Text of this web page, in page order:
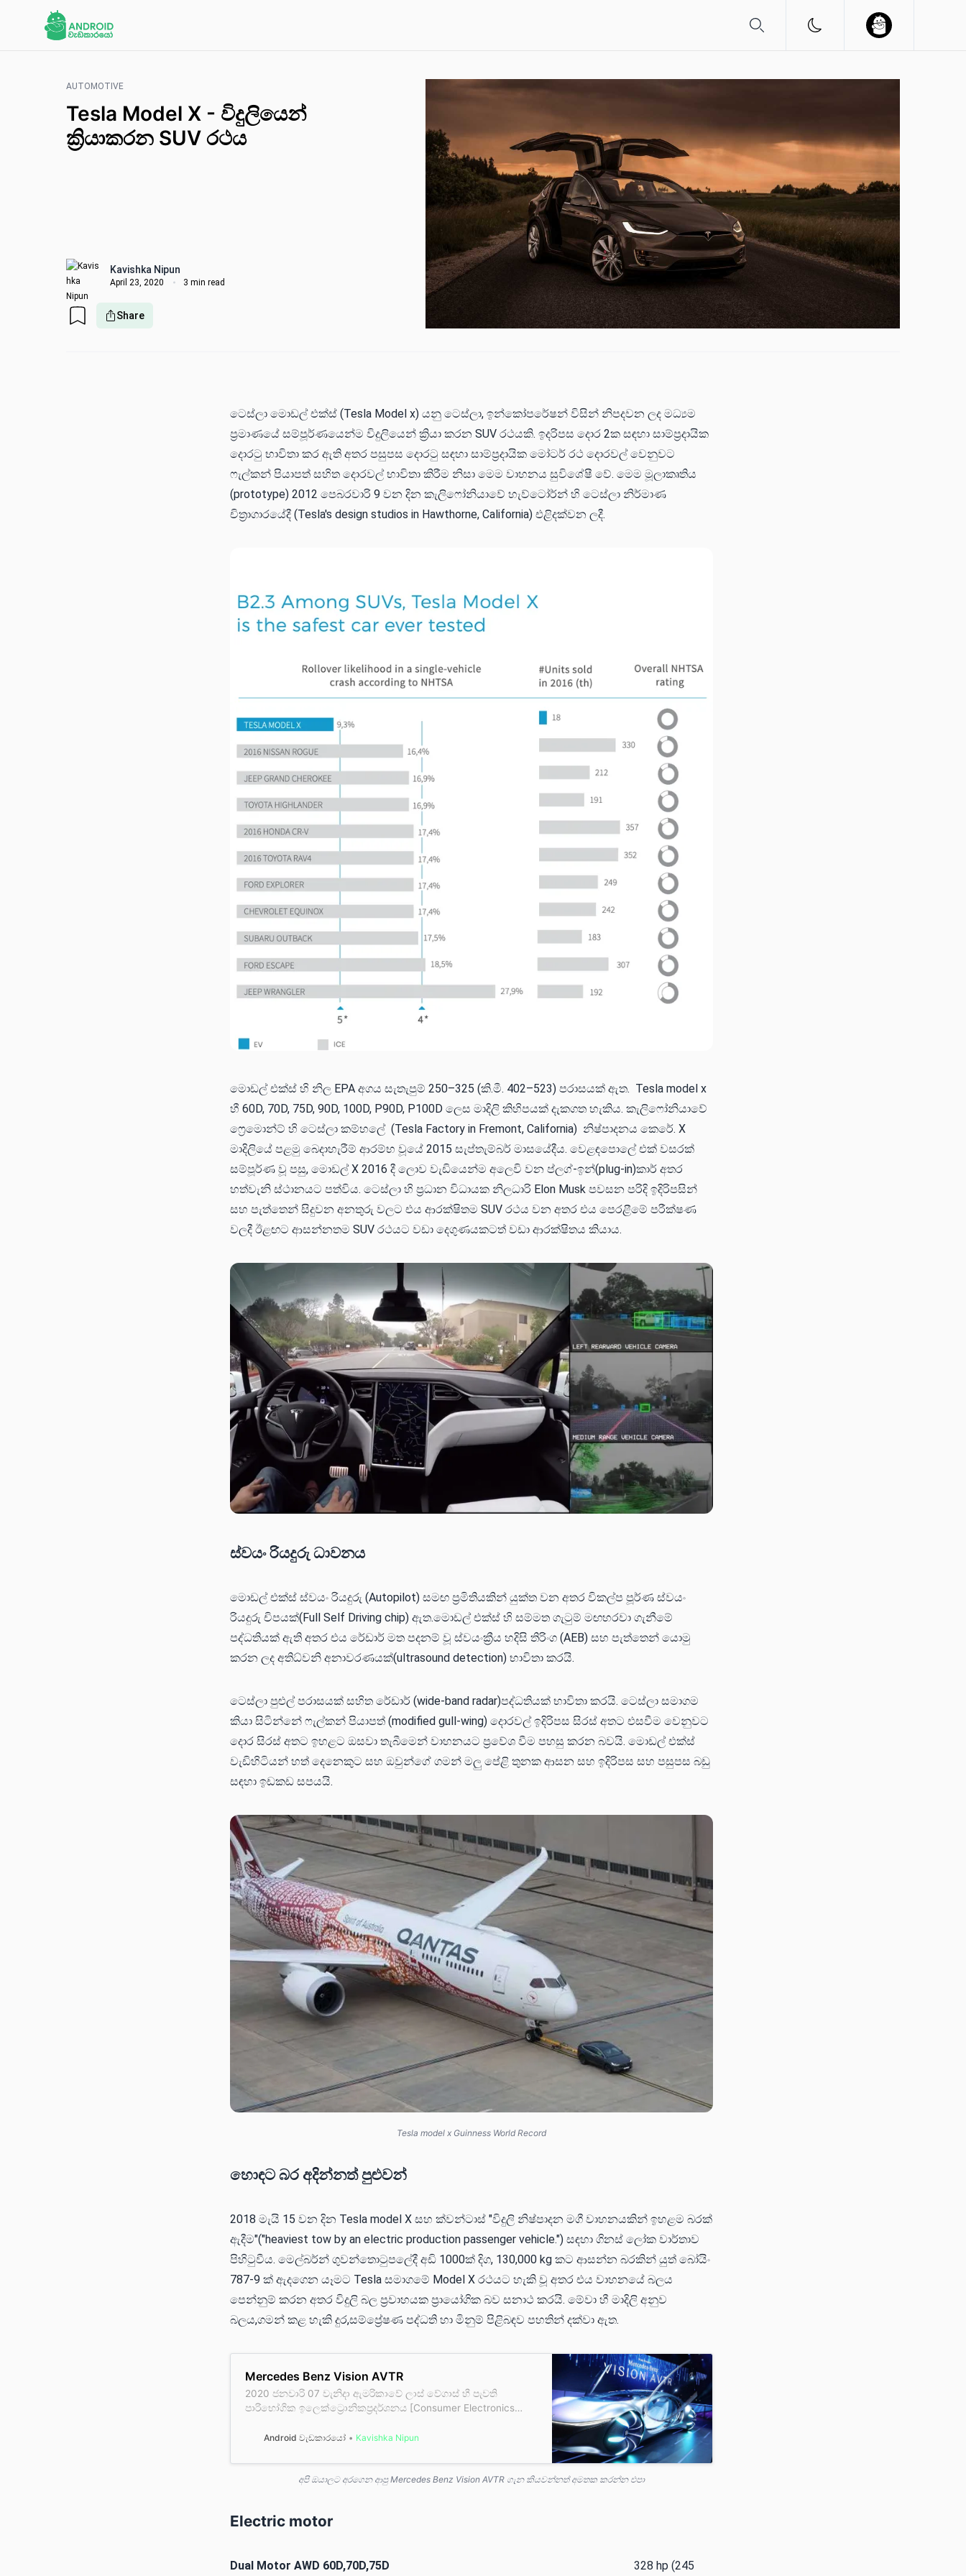
AUTOMOTIVE
Tesla Model X - විදුලියෙන්
ක්‍රියාකරන SUV රථය
Kavishka Nipun
April 23, 2020 3 min read
Share
ටෙස්ලා මොඩල් එක්ස් (Tesla Model x) යනු ටෙස්ලා, ඉන්කෝපරේෂන් විසින් නිපදවන ලද මධ්‍යම
ප්‍රමාණයේ සම්පූර්ණයෙන්ම විදුලියෙන් ක්‍රියා කරන SUV රථයකි. ඉදරිපස දොර 2ක සඳහා සාම්ප්‍රදායික
දොරටු භාවිතා කර ඇති අතර පසුපස දොරටු සඳහා සාම්ප්‍රදායික මෝටර් රථ දොරවල් වෙනුවට
ෆැල්කන් පියාපත් සහිත දොරවල් භාවිතා කිරීම නිසා මෙම වාහනය සුවිශේෂී වේ. මෙම මූලාකෘතිය
(prototype) 2012 පෙබරවාරි 9 වන දින කැලිෆෝනියාවේ හැව්ටෝර්න් හි ටෙස්ලා නිර්මාණ
චිත්‍රාගාරයේදී (Tesla's design studios in Hawthorne, California) එළිදක්වන ලදී.
මොඩල් එක්ස් හි නිල EPA අගය සැතැපුම් 250–325 (කි.මී. 402–523) පරාසයක් ඇත. Tesla model x
හී 60D, 70D, 75D, 90D, 100D, P90D, P100D ලෙස මාදිලි කිහිපයක් දැකගත හැකිය. කැලිෆෝනියාවේ
ෆ්‍රෙමොන්ට් හි ටෙස්ලා කම්හලේ (Tesla Factory in Fremont, California) නිෂ්පාදනය කෙරේ. X
මාදිලියේ පළමු බෙදාහැරීම් ආරම්භ වූයේ 2015 සැප්තැම්බර් මාසයේදීය. වෙළඳපොලේ එක් වසරක්
සම්පූර්ණ වූ පසු, මොඩල් X 2016 දී ලොව වැඩියෙන්ම අලෙවි වන ප්ලග්-ඉන්(plug-in)කාර් අතර
හත්වැනි ස්ථානයට පත්විය. ටෙස්ලා හි ප්‍රධාන විධායක නිලධාරි Elon Musk පවසන පරිදි ඉදිරිපසින්
සහ පැත්තෙන් සිදුවන අනතුරු වලට එය ආරක්ෂිතම SUV රථය වන අතර එය පෙරළීමේ පරීක්ෂණ
වලදී ඊළඟට ආසන්නතම SUV රථයට වඩා දෙගුණයකටත් වඩා ආරක්ෂිතය කියාය.
ස්වයං රියදුරු ධාවනය
මොඩල් එක්ස් ස්වයං රියදුරු (Autopilot) සමඟ ප්‍රමිතියකින් යුක්ත වන අතර විකල්ප පූර්ණ ස්වයං
රියදුරු චිපයක්(Full Self Driving chip) ඇත.මොඩල් එක්ස් හි සම්මත ගැටුම් මඟහරවා ගැනීමේ
පද්ධතියක් ඇති අතර එය රේඩාර් මත පදනම් වූ ස්වයංක්‍රීය හදිසි තිරිංග (AEB) සහ පැත්තෙන් යොමු
කරන ලද අතිධ්වනි අනාවරණයක්(ultrasound detection) භාවිතා කරයි.
ටෙස්ලා පුළුල් පරාසයක් සහිත රේඩාර් (wide-band radar)පද්ධතියක් භාවිතා කරයි. ටෙස්ලා සමාගම
කියා සිටින්නේ ෆැල්කන් පියාපත් (modified gull-wing) දොරවල් ඉදිරිපස සිරස් අතට එසවීම වෙනුවට
දොර සිරස් අතට ඉහළට ඔසවා තැබීමෙන් වාහනයට ප්‍රවේශ වීම පහසු කරන බවයි. මොඩල් එක්ස්
වැඩිහිටියන් හත් දෙනෙකුට සහ ඔවුන්ගේ ගමන් මලු පේළි තුනක ආසන සහ ඉදිරිපස සහ පසුපස බඩු
සඳහා ඉඩකඩ සපයයි.
Tesla model x Guinness World Record
හොඳට බර අදින්නත් පුළුවන්
2018 මැයි 15 වන දින Tesla model X සහ ක්වන්ටාස් "විදුලි නිෂ්පාදන මගී වාහනයකින් ඉහළම බරක්
ඇදීම"("heaviest tow by an electric production passenger vehicle.") සඳහා ගිනස් ලෝක වාර්තාව
පිහිටුවීය. මෙල්බර්න් ගුවන්තොටුපලේදී අඩි 1000ක් දිග, 130,000 kg කට ආසන්න බරකින් යුත් බෝයිං
787-9 ක් ඇදගෙන යෑමට Tesla සමාගමේ Model X රථයට හැකි වූ අතර එය වාහනයේ බලය
පෙන්නුම් කරන අතර විදුලි බල ප්‍රවාහයක ප්‍රායෝගික බව සනාථ කරයි. මේවා හී මාදිලි අනුව
බලය,ගමන් කළ හැකි දුර,සම්ප්‍රේෂණ පද්ධති හා මිනුම් පිළිබඳව පහතින් දක්වා ඇත.
Mercedes Benz Vision AVTR
2020 ජනවාරි 07 වැනිදා ඇමරිකාවේ ලාස් වේගාස් හී පැවති
පාරිභෝගික ඉලෙක්ට්‍රොනිකප්‍රදර්ශනය [Consumer Electronics
සුප්‍රකට Mercedes Benz සමාගම විසින් ඉදිරිපත් කරන ලද
ඇත්ත වශයෙන්ම මෙය අප දන්නාA…
Android වැඩකාරයෝ Kavishka Nipun
අපි ඔයාලට අරගෙන ආපු Mercedes Benz Vision AVTR ගැන කියවන්නත් අමතක කරන්න එපා
Electric motor
Dual Motor AWD 60D,70D,75D 328 hp (245